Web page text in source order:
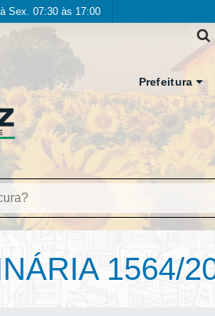
Sex. 07:30 às 17:00
Prefeitura
1564/